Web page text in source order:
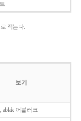
적는다.
보기
ablak 어블러크